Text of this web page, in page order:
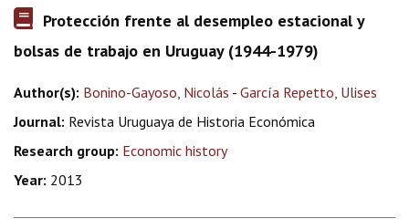
Protección frente al desempleo estacional y
bolsas de trabajo en Uruguay (1944-1979)
Author(s): Bonino-Gayoso, Nicolás - García Repetto, Ulises
Journal: Revista Uruguaya de Historia Económica
Research group: Economic history
Year: 2013